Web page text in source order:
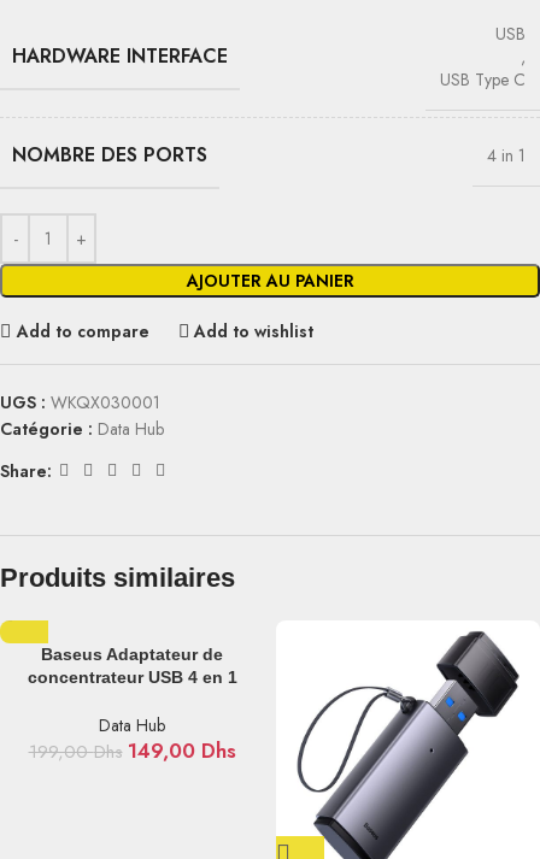
HARDWARE INTERFACE
USB
,
USB Type C
NOMBRE DES PORTS 4 in 1
AJOUTER AU PANIER
Add to compare Add to wishlist
UGS : WKQX030001
Catégorie : Data Hub
Share:
Produits similaires
Baseus Adaptateur de
concentrateur USB 4 en 1
USB2.03/ 1m -Noir -CAHUB-
AY01
Data Hub
199,00Dhs 149,00 Dhs